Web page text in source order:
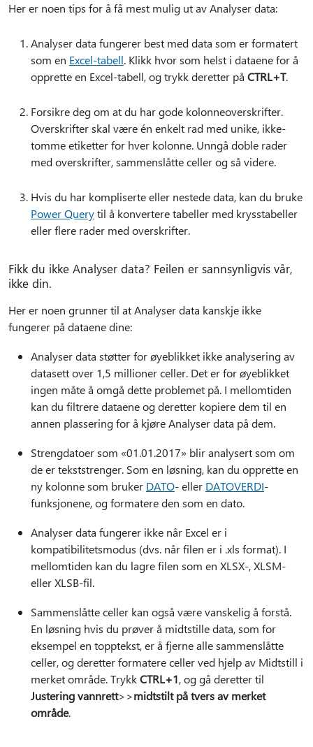
Her er noen tips for å få mest mulig ut av Analyser data:
Analyser data fungerer best med data som er formatert
som en Excel-tabell. Klikk hvor som helst i dataene for å
opprette en Excel-tabell, og trykk deretter på CTRL+T.
Forsikre deg om at du har gode kolonneoverskrifter.
Overskrifter skal være én enkelt rad med unike, ikke-
tomme etiketter for hver kolonne. Unngå doble rader
med overskrifter, sammenslåtte celler og så videre.
Hvis du har kompliserte eller nestede data, kan du bruke
Power Querytil å konvertere tabeller med krysstabeller
eller flere rader med overskrifter.
Fikk du ikke Analyser data? Feilen er sannsynligvis vår,
ikke din.
Her er noen grunner til at Analyser data kanskje ikke
fungerer på dataene dine:
Analyser data støtter for øyeblikket ikke analysering av
datasett over 1,5 millioner celler. Det er for øyeblikket
ingen måte å omgå dette problemet på. I mellomtiden
kan du filtrere dataene og deretter kopiere dem til en
annen plassering for å kjøre Analyser data på dem.
Strengdatoer som «01.01.2017» blir analysert som om
de er tekststrenger. Som en løsning, kan du opprette en
ny kolonne som bruker DATO- eller DATOVERDI-
funksjonene, og formatere den som en dato.
Analyser data fungerer ikke når Excel er i
kompatibilitetsmodus (dvs. når filen er i .xls format). I
mellomtiden kan du lagre filen som en XLSX-, XLSM-
eller XLSB-fil.
Sammenslåtte celler kan også være vanskelig å forstå.
En løsning hvis du prøver å midtstille data, som for
eksempel en topptekst, er å fjerne alle sammenslåtte
celler, og deretter formatere celler ved hjelp av Midtstill i
merket område. TrykkCTRL+1, og gå deretter til
Justering vannrett>>midtstilt på tvers av merket
område.